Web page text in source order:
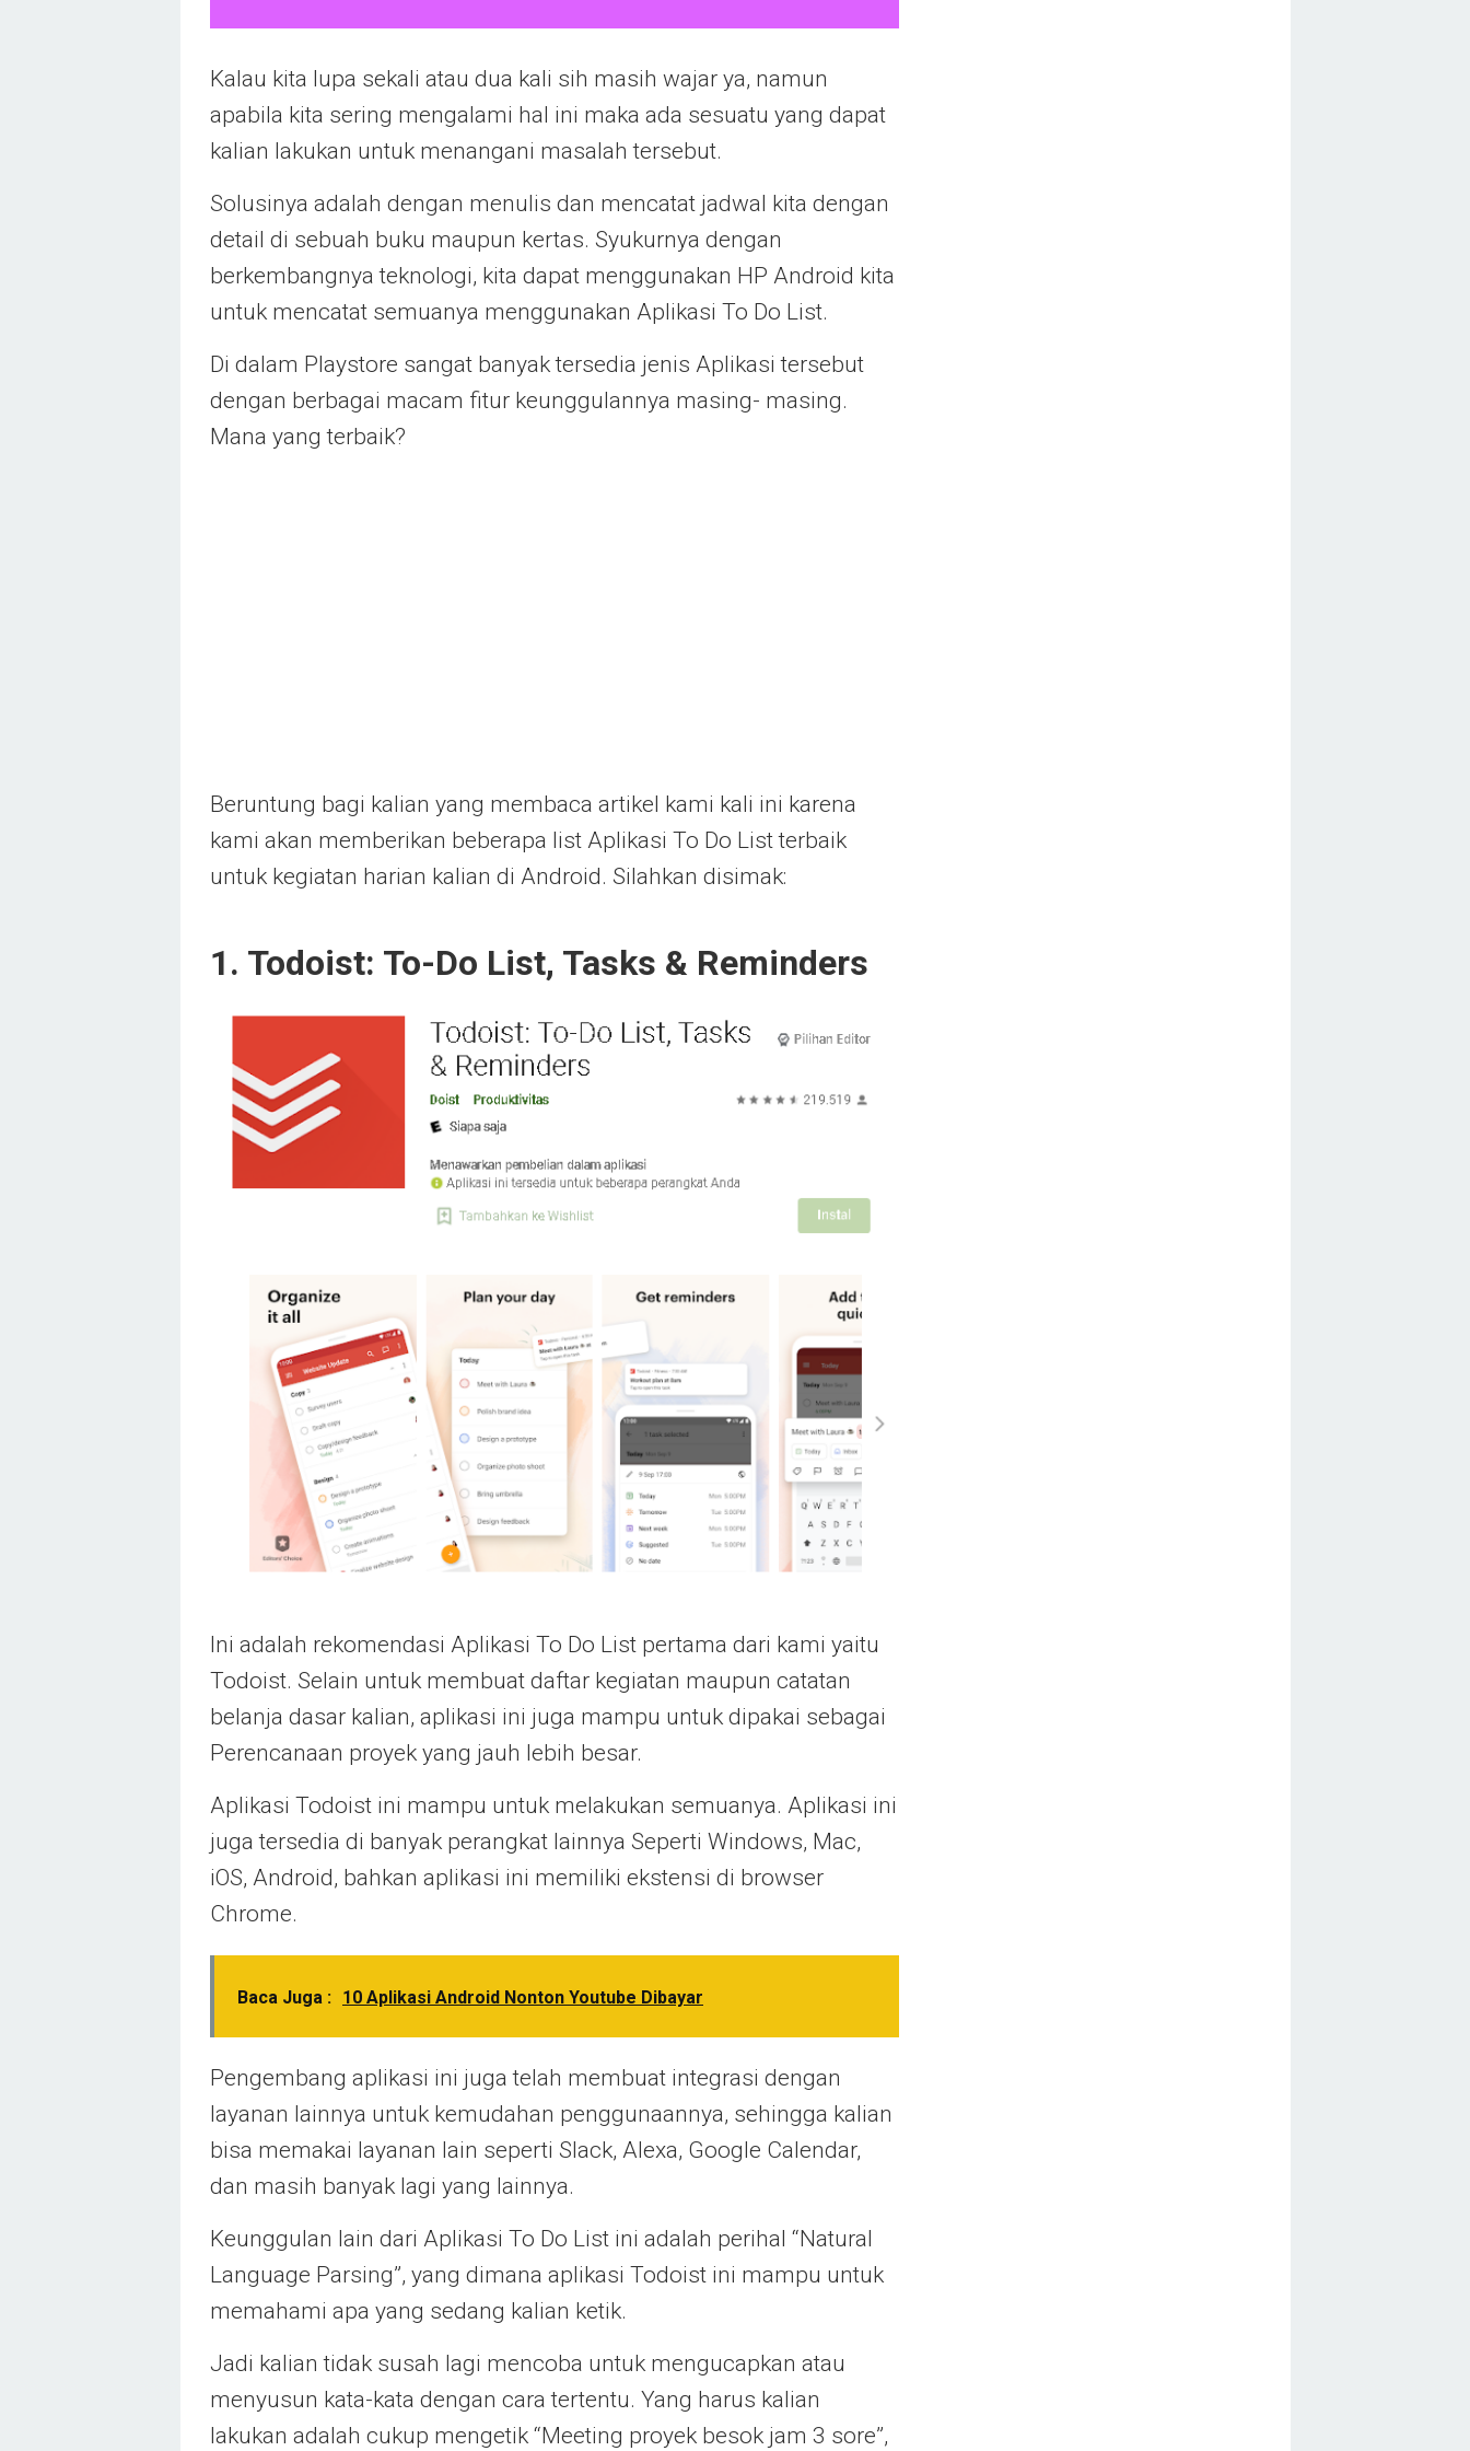
Kalau kita lupa sekali atau dua kali sih masih wajar ya, namun
apabila kita sering mengalami hal ini maka ada sesuatu yang dapat
kalian lakukan untuk menangani masalah tersebut.
Solusinya adalah dengan menulis dan mencatat jadwal kita dengan
detail di sebuah buku maupun kertas. Syukurnya dengan
berkembangnya teknologi, kita dapat menggunakan HP Android kita
untuk mencatat semuanya menggunakan Aplikasi To Do List.
Di dalam Playstore sangat banyak tersedia jenis Aplikasi tersebut
dengan berbagai macam fitur keunggulannya masing- masing.
Mana yang terbaik?
Beruntung bagi kalian yang membaca artikel kami kali ini karena
kami akan memberikan beberapa list Aplikasi To Do List terbaik
untuk kegiatan harian kalian di Android. Silahkan disimak:
1. Todoist: To-Do List, Tasks & Reminders
Ini adalah rekomendasi Aplikasi To Do List pertama dari kami yaitu
Todoist. Selain untuk membuat daftar kegiatan maupun catatan
belanja dasar kalian, aplikasi ini juga mampu untuk dipakai sebagai
Perencanaan proyek yang jauh lebih besar.
Aplikasi Todoist ini mampu untuk melakukan semuanya. Aplikasi ini
juga tersedia di banyak perangkat lainnya Seperti Windows, Mac,
iOS, Android, bahkan aplikasi ini memiliki ekstensi di browser
Chrome.
Baca Juga : 10 Aplikasi Android Nonton Youtube Dibayar
Pengembang aplikasi ini juga telah membuat integrasi dengan
layanan lainnya untuk kemudahan penggunaannya, sehingga kalian
bisa memakai layanan lain seperti Slack, Alexa, Google Calendar,
dan masih banyak lagi yang lainnya.
Keunggulan lain dari Aplikasi To Do List ini adalah perihal “Natural
Language Parsing”, yang dimana aplikasi Todoist ini mampu untuk
memahami apa yang sedang kalian ketik.
Jadi kalian tidak susah lagi mencoba untuk mengucapkan atau
menyusun kata-kata dengan cara tertentu. Yang harus kalian
lakukan adalah cukup mengetik “Meeting proyek besok jam 3 sore”,